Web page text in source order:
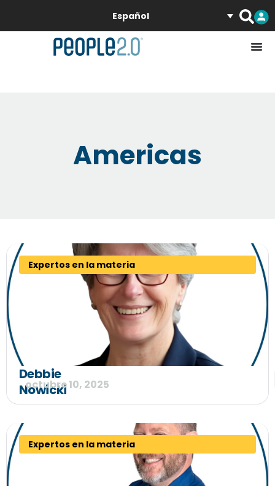
Español
Americas
Expertos en la materia
Debbie
Nowicki
octubre 10, 2025
Expertos en la materia